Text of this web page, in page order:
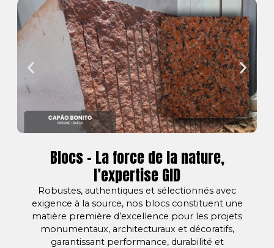
Blocs – La force de la nature,
l’expertise GID
Robustes, authentiques et sélectionnés avec
exigence à la source, nos blocs constituent une
matière première d’excellence pour les projets
monumentaux, architecturaux et décoratifs,
garantissant performance, durabilité et